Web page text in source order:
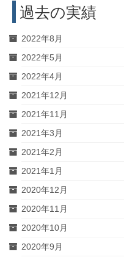
過去の実績
2022年8月
2022年5月
2022年4月
2021年12月
2021年11月
2021年3月
2021年2月
2021年1月
2020年12月
2020年11月
2020年10月
2020年9月